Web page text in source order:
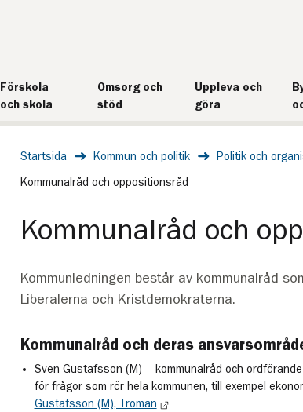
Förskola
och skola
Omsorg och
stöd
Uppleva och
göra
Startsida Kommun och politik Politik och
Kommunalråd och oppositionsråd
Kommunalråd och
Kommunledningen består av kommunalråd
Liberalerna och Kristdemokraterna.
Kommunalråd och deras
Sven Gustafsson (M) – kommunalråd och
för frågor som rör hela kommunen, till exempel
Gustafsson (M), Troman